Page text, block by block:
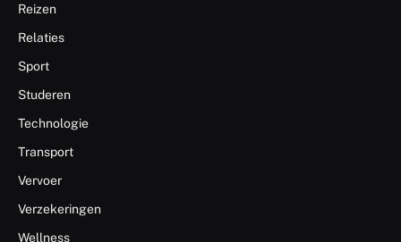
Reizen
Relaties
Sport
Studeren
Technologie
Transport
Vervoer
Verzekeringen
Wellness